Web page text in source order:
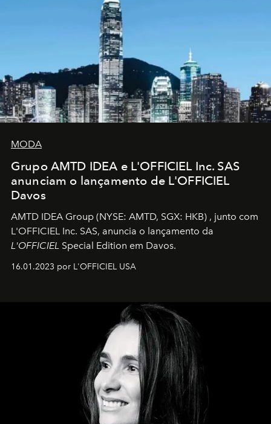
MODA
Grupo AMTD IDEA e L'OFFICIEL Inc. SAS
anunciam o lançamento de L'OFFICIEL
Davos
AMTD IDEA Group (NYSE: AMTD, SGX: HKB) , junto com
L'OFFICIEL Inc. SAS, anuncia o lançamento da
L'OFFICIEL Special Edition em Davos.
16.01.2023 por L'OFFICIEL USA